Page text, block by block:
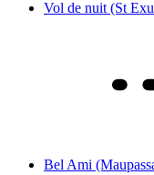
Vol de nuit (St
Bel Ami